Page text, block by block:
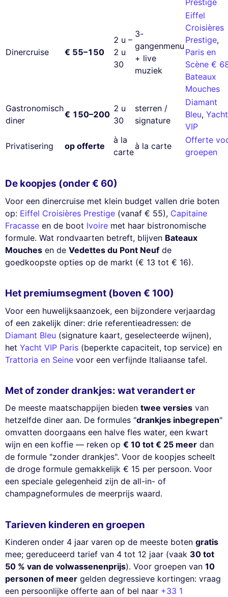
Dinercruise € 55–150
2 u –
2 u
30
3-
gangenmenu
+ live
muziek
Eiffel
Croisières
Prestige,
Paris en
Scène €
Bateaux
Mouches
Gastronomisch
diner
€ 150–200
2 u
30
sterren /
signature
Diamant
Bleu, Yacht
VIP
Privatisering
op offerte
à la
carte
à la carte
Offerte
groepen
De koopjes (onder € 60)
Voor een dinercruise met klein budget vallen drie boten
op: Eiffel Croisières Prestige (vanaf € 55), Capitaine
Fracasse en de boot Ivoire met haar bistronomische
formule. Wat rondvaarten betreft, blijven Bateaux
Mouches en de Vedettes du Pont Neuf de
goedkoopste opties op de markt (€ 13 tot € 16).
Het premiumsegment (boven € 100)
Voor een huwelijksaanzoek, een bijzondere verjaardag
of een zakelijk diner: drie referentieadressen: de
Diamant Bleu (signature kaart, geselecteerde wijnen),
het Yacht VIP Paris (beperkte capaciteit, top service) en
Trattoria en Seine voor een verfijnde Italiaanse tafel.
Met of zonder drankjes: wat verandert er
De meeste maatschappijen bieden twee versies van
hetzelfde diner aan. De formules "drankjes inbegrepen"
omvatten doorgaans een halve fles water, een kwart
wijn en een koffie — reken op € 10 tot € 25 meer dan
de formule "zonder drankjes". Voor de koopjes scheelt
de droge formule gemakkelijk € 15 per persoon. Voor
een speciale gelegenheid zijn de all-in- of
champagneformules de meerprijs waard.
Tarieven kinderen en groepen
Kinderen onder 4 jaar varen op de meeste boten gratis
mee; gereduceerd tarief van 4 tot 12 jaar (vaak 30 tot
50 % van de volwassenenprijs). Voor groepen van 10
personen of meer gelden degressieve kortingen: vraag
een persoonlijke offerte aan of bel naar +33 1